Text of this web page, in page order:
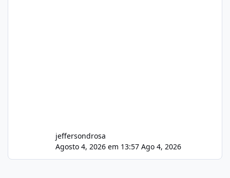
jeffersondrosa
Agosto 4, 2026 em 13:57 Ago 4, 2026